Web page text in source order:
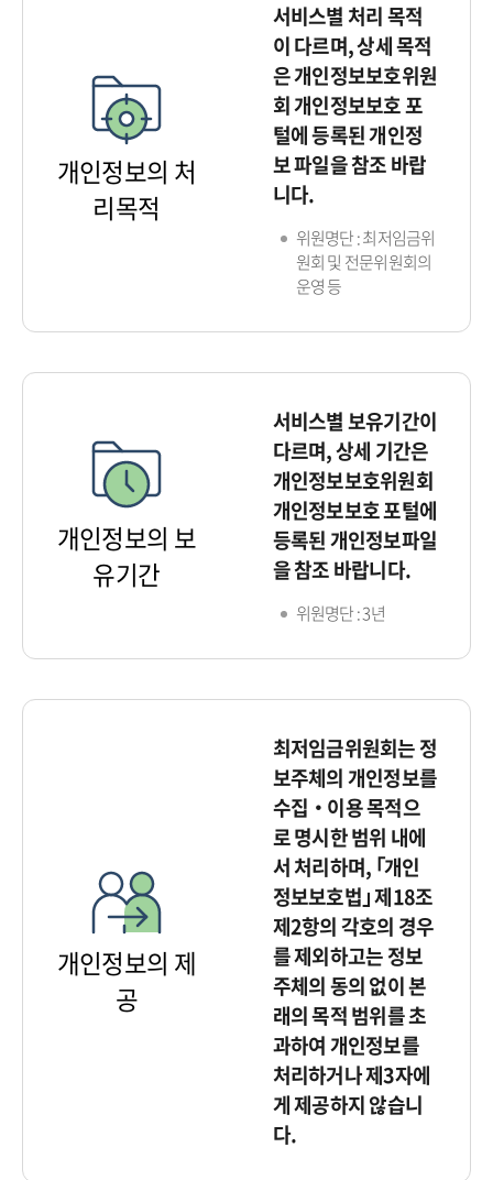
개인정보의 처
리목적
서비스별 처리 목적
이 다르며, 상세 목적
은 개인정보보호위원
회 개인정보보호 포
털에 등록된 개인정
보 파일을 참조 바랍
니다.
위원명단 : 최저임금위
원회 및 전문위원회의
운영 등
개인정보의 보
유기간
서비스별 보유기간이
다르며, 상세 기간은
개인정보보호위원회
개인정보보호 포털에
등록된 개인정보파일
을 참조 바랍니다.
위원명단 : 3년
개인정보의 제
공
최저임금위원회는 정
보주체의 개인정보를
수집‧이용 목적으
로 명시한 범위 내에
서 처리하며, ｢개인
정보보호법｣ 제18조
제2항의 각호의 경우
를 제외하고는 정보
주체의 동의 없이 본
래의 목적 범위를 초
과하여 개인정보를
처리하거나 제3자에
게 제공하지 않습니
다.